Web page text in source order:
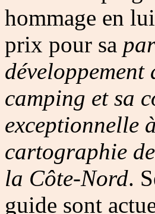
hommage en
prix pour sa
développement
camping et sa
exceptionnelle
cartographie
la Côte-Nord.
guide sont